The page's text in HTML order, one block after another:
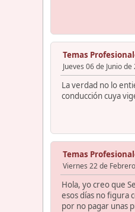
Temas
Jueves 06 de Junio
La verdad no lo
conducción cuya
Temas
Viernes 22 de
Hola, yo creo que
esos días no figura
por no pagar unas